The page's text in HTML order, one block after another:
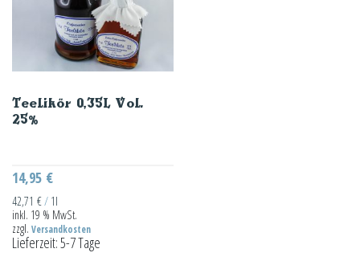
Teelikör 0,35L Vol.
25%
14,95 €
42,71 €/ 1l
inkl. 19 % MwSt.
zzgl. Versandkosten
Lieferzeit:5-7 Tage